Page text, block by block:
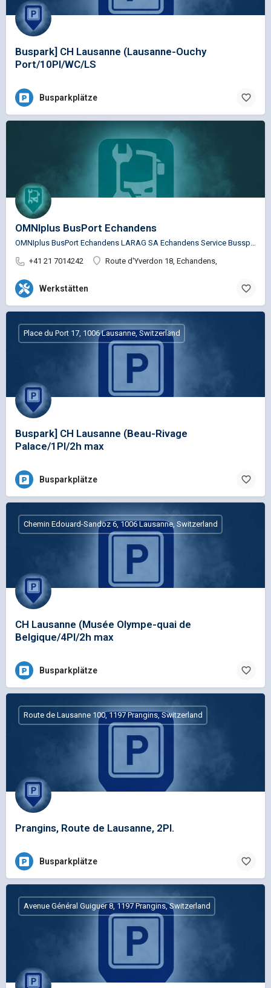
Buspark] CH Lausanne (Lausanne-Ouchy
Port/10Pl/WC/LS
Busparkplätze
OMNIplus BusPort Echandens
+41 21 7014242
Route d'Yverdon 18, Echandens,
Werkstätten
Buspark] CH Lausanne (Beau-Rivage
Palace/1Pl/2h max
Place du Port 17, 1006 Lausanne, Switzerland
Busparkplätze
CH Lausanne (Musée Olympe-quai de
Belgique/4Pl/2h max
Chemin Edouard-Sandoz 6, 1006 Lausanne, Switzerland
Busparkplätze
Prangins, Route de Lausanne, 2Pl.
Route de Lausanne 100, 1197 Prangins, Switzerland
Busparkplätze
Avenue Général Guiguer 8, 1197 Prangins, Switzerland